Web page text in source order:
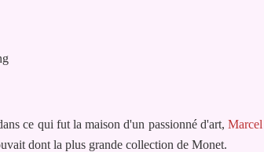
ce qui fut la maison d'un passionné d'art, Marcel
dont la plus grande collection de Monet.